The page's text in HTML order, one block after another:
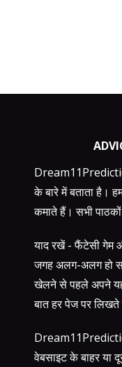
के बारे में बताता है।
कमाते हैं। सभी
याद रखें - फैंटेसी गेम
जगह अलग-अलग हो
खेलने से पहले अपने
बात हर पेज पर
वेबसाइट के बाहर या